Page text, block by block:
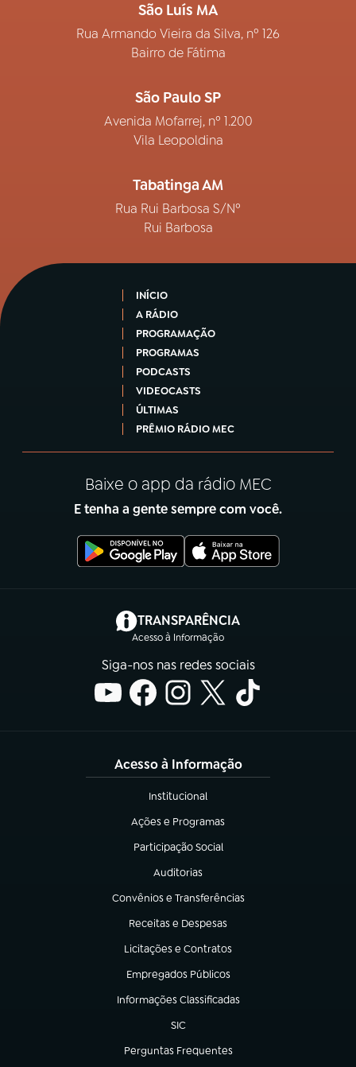
São Luís MA
Rua Armando Vieira da Silva, nº 126
Bairro de Fátima
São Paulo SP
Avenida Mofarrej, nº 1.200
Vila Leopoldina
Tabatinga AM
Rua Rui Barbosa S/Nº
Rui Barbosa
INÍCIO
A RÁDIO
PROGRAMAÇÃO
PROGRAMAS
PODCASTS
VIDEOCASTS
ÚLTIMAS
PRÊMIO RÁDIO MEC
Baixe o app da rádio MEC
E tenha a gente sempre com você.
TRANSPARÊNCIA
Acesso à Informação
(abre em nova aba)
Siga-nos nas redes sociais
Acesso à Informação
Institucional
(abre em nova aba)
Ações e Programas
(abre em nova aba)
Participação Social
(abre em nova aba)
Auditorias
(abre em nova aba)
Convênios e Transferências
(abre em nova aba)
Receitas e Despesas
(abre em nova aba)
Licitações e Contratos
(abre em nova aba)
Empregados Públicos
(abre em nova aba)
Informações Classificadas
(abre em nova aba)
SIC
(abre em nova aba)
Perguntas Frequentes
(abre em nova aba)